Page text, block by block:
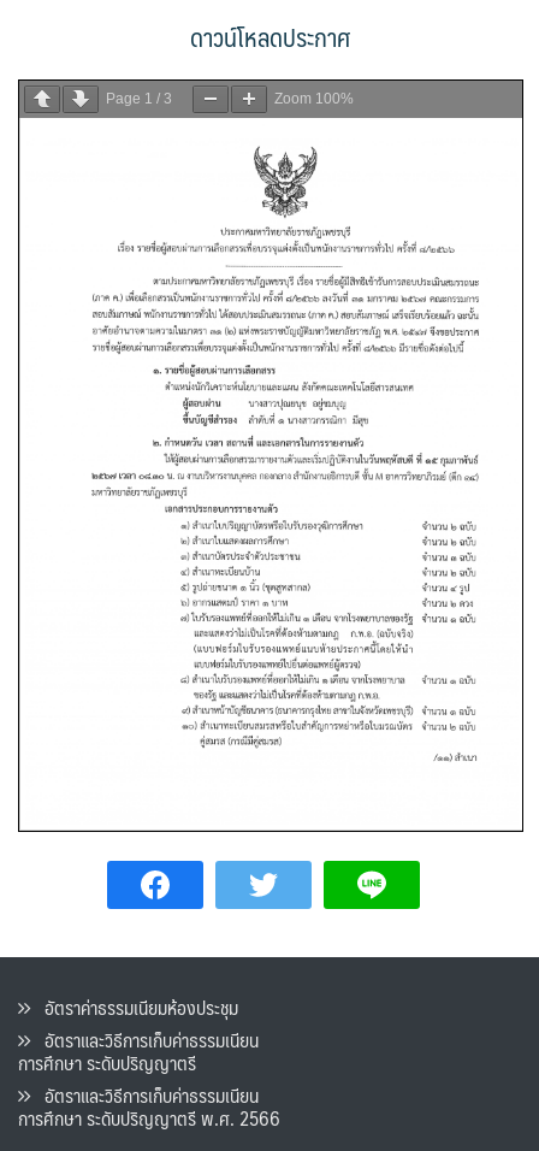
ดาวน์โหลดประกาศ
Page 1 / 3 Zoom 100%
อัตราค่าธรรมเนียมห้องประชุม
อัตราและวิธีการเก็บค่าธรรมเนียน
การศึกษา ระดับปริญญาตรี
อัตราและวิธีการเก็บค่าธรรมเนียน
การศึกษา ระดับปริญญาตรี พ.ศ. 2566